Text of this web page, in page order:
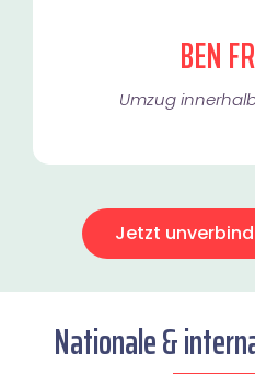
BEN
Umzug
Jetzt
Nationale &